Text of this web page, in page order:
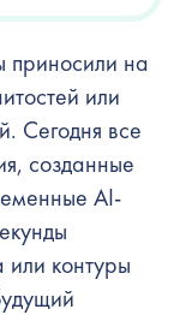
приносили на
или
Сегодня все
созданные
AI-
контуры